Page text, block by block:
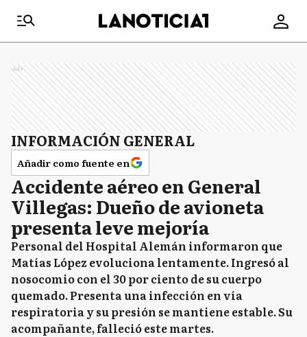
Ads
INFORMACIÓN GENERAL
Añadir como fuente en
Accidente aéreo en General
Villegas: Dueño de avioneta
presenta leve mejoría
Personal del Hospital Alemán informaron que
Matías López evoluciona lentamente. Ingresó al
nosocomio con el 30 por ciento de su cuerpo
quemado. Presenta una infección en vía
respiratoria y su presión se mantiene estable. Su
acompañante, falleció este martes.